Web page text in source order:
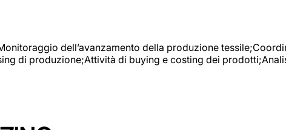
dell’avanzamento della produzione
di produzione;Attività di buying e costing dei